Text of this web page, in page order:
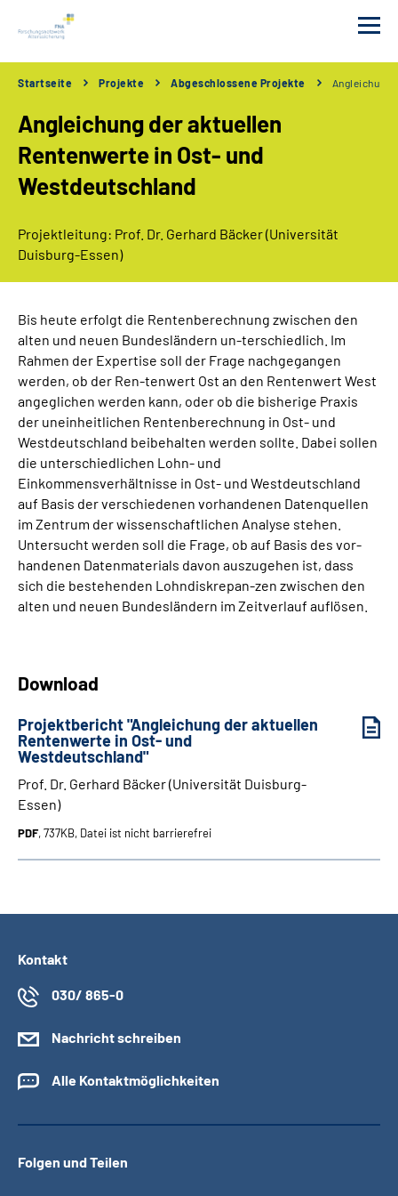
Förderungen
Tagungen
Projekte
Newsletter
Erklärung zur Barrierefreiheit in Deutscher
Gebärdensprache
Erklärung zur Barrierefreiheit in Leichter Sprache
Erweiterte Suche
Startseite Projekte Abgeschlossene Projekte Angleichung
Angleichung der aktuellen
Rentenwerte in Ost- und
Westdeutschland
Projektleitung: Prof. Dr. Gerhard Bäcker (Universität
Duisburg-Essen)
Bis heute erfolgt die Rentenberechnung zwischen den
alten und neuen Bundesländern un-terschiedlich. Im
Rahmen der Expertise soll der Frage nachgegangen
werden, ob der Ren-tenwert Ost an den Rentenwert West
angeglichen werden kann, oder ob die bisherige Praxis
der uneinheitlichen Rentenberechnung in Ost- und
Westdeutschland beibehalten werden sollte. Dabei sollen
die unterschiedlichen Lohn- und
Einkommensverhältnisse in Ost- und Westdeutschland
auf Basis der verschiedenen vorhandenen Datenquellen
im Zentrum der wissenschaftlichen Analyse stehen.
Untersucht werden soll die Frage, ob auf Basis des vor-
handenen Datenmaterials davon auszugehen ist, dass
sich die bestehenden Lohndiskrepan-zen zwischen den
alten und neuen Bundesländern im Zeitverlauf auflösen.
Download
Projektbericht "Angleichung der aktuellen
Rentenwerte in Ost- und
Westdeutschland"
Prof. Dr. Gerhard Bäcker (Universität Duisburg-
Essen)
PDF, 737KB, Datei ist nicht barrierefrei
Kontakt
030/ 865-0
Nachricht schreiben
Alle Kontaktmöglichkeiten
Folgen und Teilen